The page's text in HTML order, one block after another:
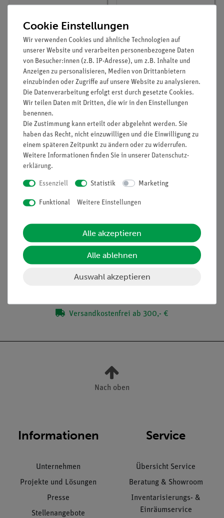
Kompaktwaage, AE
ADAM, 1000 g : 0,1 g
Modell CB1001
70,00 €
Kompaktwaage, AE
ADAM, 3000 g : 1 g
Modell CB3000
55,00 €
Kompaktwaage, AE
ADAM, 500 g : 0,1 g
Modell CB501
55,00 €
Versandkostenfrei ab 300,- €
Nach oben
Informationen
Unternehmen
Projekte und Lösungen
Presse
Stellenangebote
Service
Übersicht Service
Beratung & Showroom
Inventarisierungs- &
Einräumservice
Cookie Einstellungen
Wir verwenden Cookies und ähnliche Technologien auf
unserer Website und verarbeiten personenbezogene Daten
von Besucher:innen (z.B. IP-Adresse), um z.B. Inhalte und
Anzeigen zu personalisieren, Medien von Drittanbietern
einzubinden oder Zugriffe auf unsere Website zu analysieren.
Die Datenverarbeitung erfolgt erst durch gesetzte Cookies.
Wir teilen Daten mit Dritten, die wir in den Einstellungen
benennen.
Die Zustimmung kann erteilt oder abgelehnt werden. Sie
haben das Recht, nicht einzuwilligen und die Einwilligung zu
einem späteren Zeitpunkt zu ändern oder zu widerrufen.
Weitere Informationen finden Sie in unserer Daten­schutz­
erklärung.
Essenziell Statistik Marketing
Funktional Weitere Einstellungen
Alle akzeptieren
Alle ablehnen
Auswahl akzeptieren